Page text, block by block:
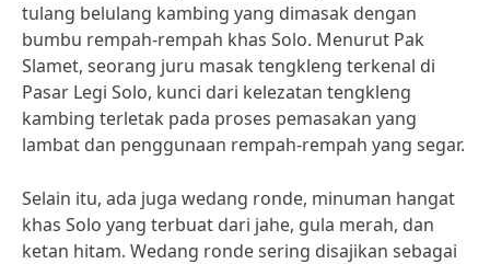
tulang belulang kambing yang dimasak dengan
bumbu rempah-rempah khas Solo. Menurut Pak
Slamet, seorang juru masak tengkleng terkenal di
Pasar Legi Solo, kunci dari kelezatan tengkleng
kambing terletak pada proses pemasakan yang
lambat dan penggunaan rempah-rempah yang segar.
Selain itu, ada juga wedang ronde, minuman hangat
khas Solo yang terbuat dari jahe, gula merah, dan
ketan hitam. Wedang ronde sering disajikan sebagai